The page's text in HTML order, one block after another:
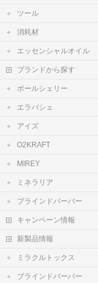
ツール
消耗材
エッセンシャルオイル
ブランドから探す
ポールシェリー
エラバシェ
アイズ
O2KRAFT
MIREY
ミネラリア
ブラインドバーバー
キャンペーン情報
新製品情報
ミラクルトックス
ブラインドバーバー